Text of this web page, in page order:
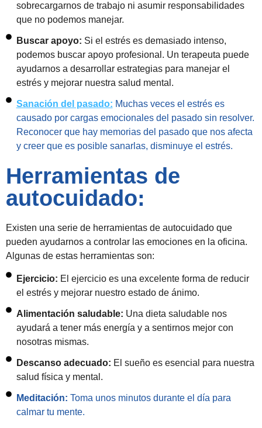
sobrecargarnos de trabajo ni asumir responsabilidades
que no podemos manejar.
Buscar apoyo: Si el estrés es demasiado intenso,
podemos buscar apoyo profesional. Un terapeuta puede
ayudarnos a desarrollar estrategias para manejar el
estrés y mejorar nuestra salud mental.
Sanación del pasado: Muchas veces el estrés es
causado por cargas emocionales del pasado sin resolver.
Reconocer que hay memorias del pasado que nos afecta
y creer que es posible sanarlas, disminuye el estrés.
Herramientas de
autocuidado:
Existen una serie de herramientas de autocuidado que
pueden ayudarnos a controlar las emociones en la oficina.
Algunas de estas herramientas son:
Ejercicio: El ejercicio es una excelente forma de reducir
el estrés y mejorar nuestro estado de ánimo.
Alimentación saludable: Una dieta saludable nos
ayudará a tener más energía y a sentirnos mejor con
nosotras mismas.
Descanso adecuado: El sueño es esencial para nuestra
salud física y mental.
Meditación: Toma unos minutos durante el día para
calmar tu mente.